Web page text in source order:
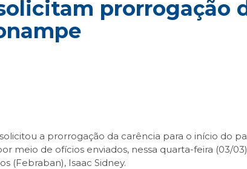
prorrogação
a prorrogação da carência para o início do
de ofícios enviados, nessa quarta-feira (03/
(Febraban), Isaac Sidney.